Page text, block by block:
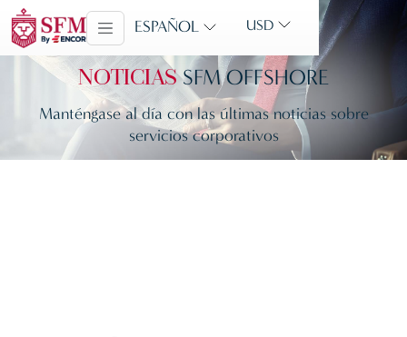
ESPAÑOL USD
NOTICIASSFM OFFSHORE
Manténgase al día con las últimas noticias sobre
servicios corporativos